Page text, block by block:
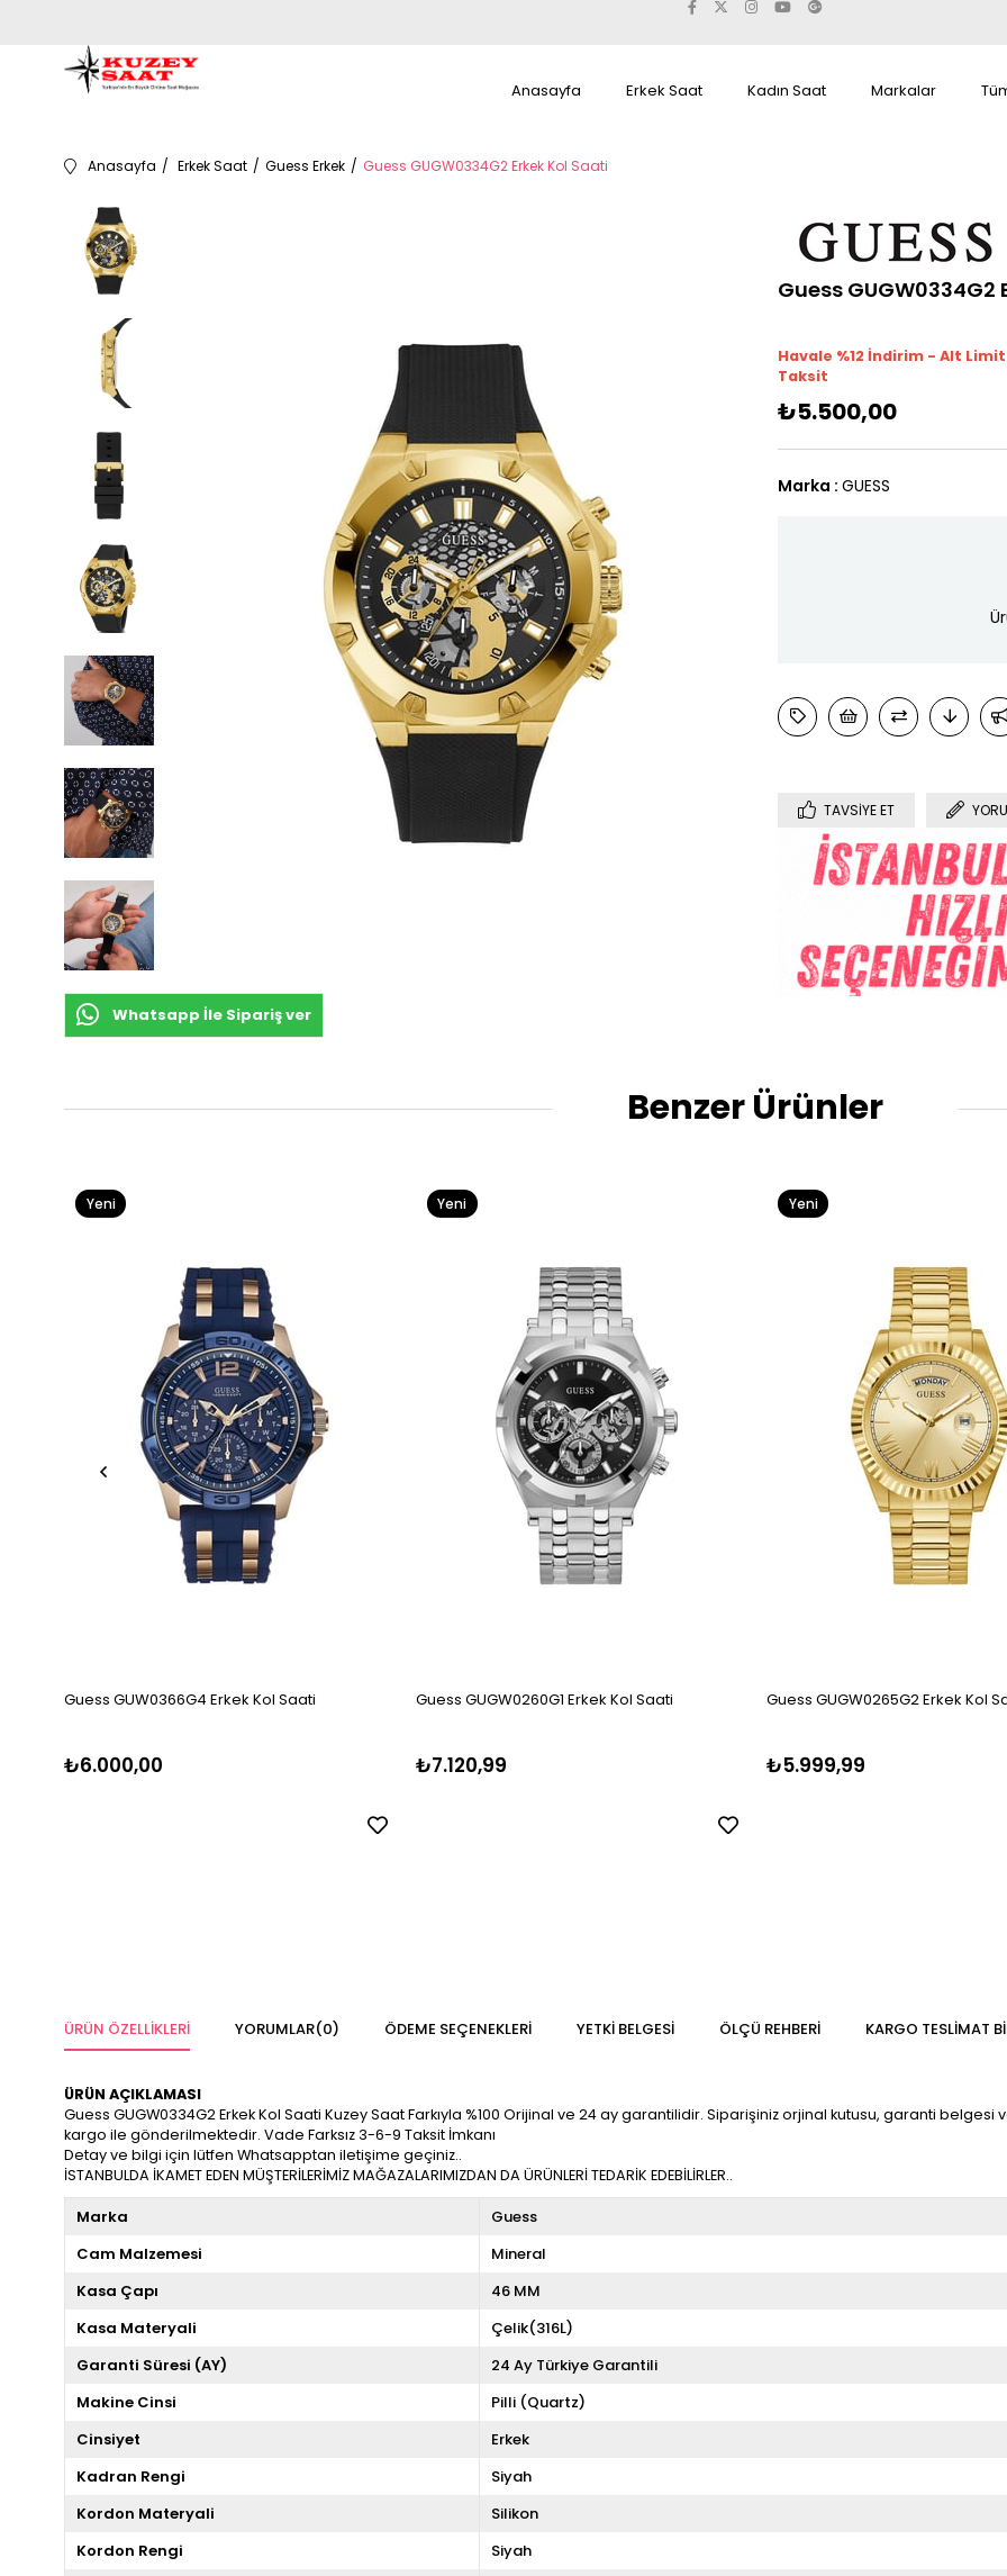
Anasayfa Erkek Saat Kadın Saat Markalar
Anasayfa Erkek Saat Guess Erkek Guess GUGW0334G2 Erkek Kol Saati
Whatsapp İle Sipariş ver
Guess GUGW0334G2
Havale %12 İndirim - Alt Limit
Taksit
₺5.500,00
Marka : GUESS
TAVSIYE ET
Benzer Ürünler
Guess GUW0366G4 Erkek Kol Saati
₺6.000,00
Yeni
Guess GUGW0260G1 Erkek Kol Saati
₺7.120,99
Yeni
Guess GUGW0265G2 Erkek Kol
₺5.999,99
Yeni
ÜRÜN ÖZELLIKLERI YORUMLAR(0) ÖDEME SEÇENEKLERI YETKİ BELGESİ ÖLÇÜ REHBERI KARGO TESLIMAT
ÜRÜN AÇIKLAMASI
Guess GUGW0334G2 Erkek Kol Saati Kuzey Saat Farkıyla %100 Orijinal ve 24 ay garantilidir. Siparişiniz orjinal kutusu, garanti belgesi
kargo ile gönderilmektedir. Vade Farksız 3-6-9 Taksit İmkanı
Detay ve bilgi için lütfen Whatsapptan iletişime geçiniz..
İSTANBULDA İKAMET EDEN MÜŞTERİLERİMİZ MAĞAZALARIMIZDAN DA ÜRÜNLERİ TEDARİK EDEBİLİRLER..
Marka
Guess
Cam Malzemesi
Mineral
Kasa Çapı
46 MM
Kasa Materyali
Çelik(316L)
Garanti Süresi (AY)
24 Ay Türkiye Garantili
Makine Cinsi
Pilli (Quartz)
Cinsiyet
Erkek
Kadran Rengi
Siyah
Kordon Materyali
Silikon
Kordon Rengi
Siyah